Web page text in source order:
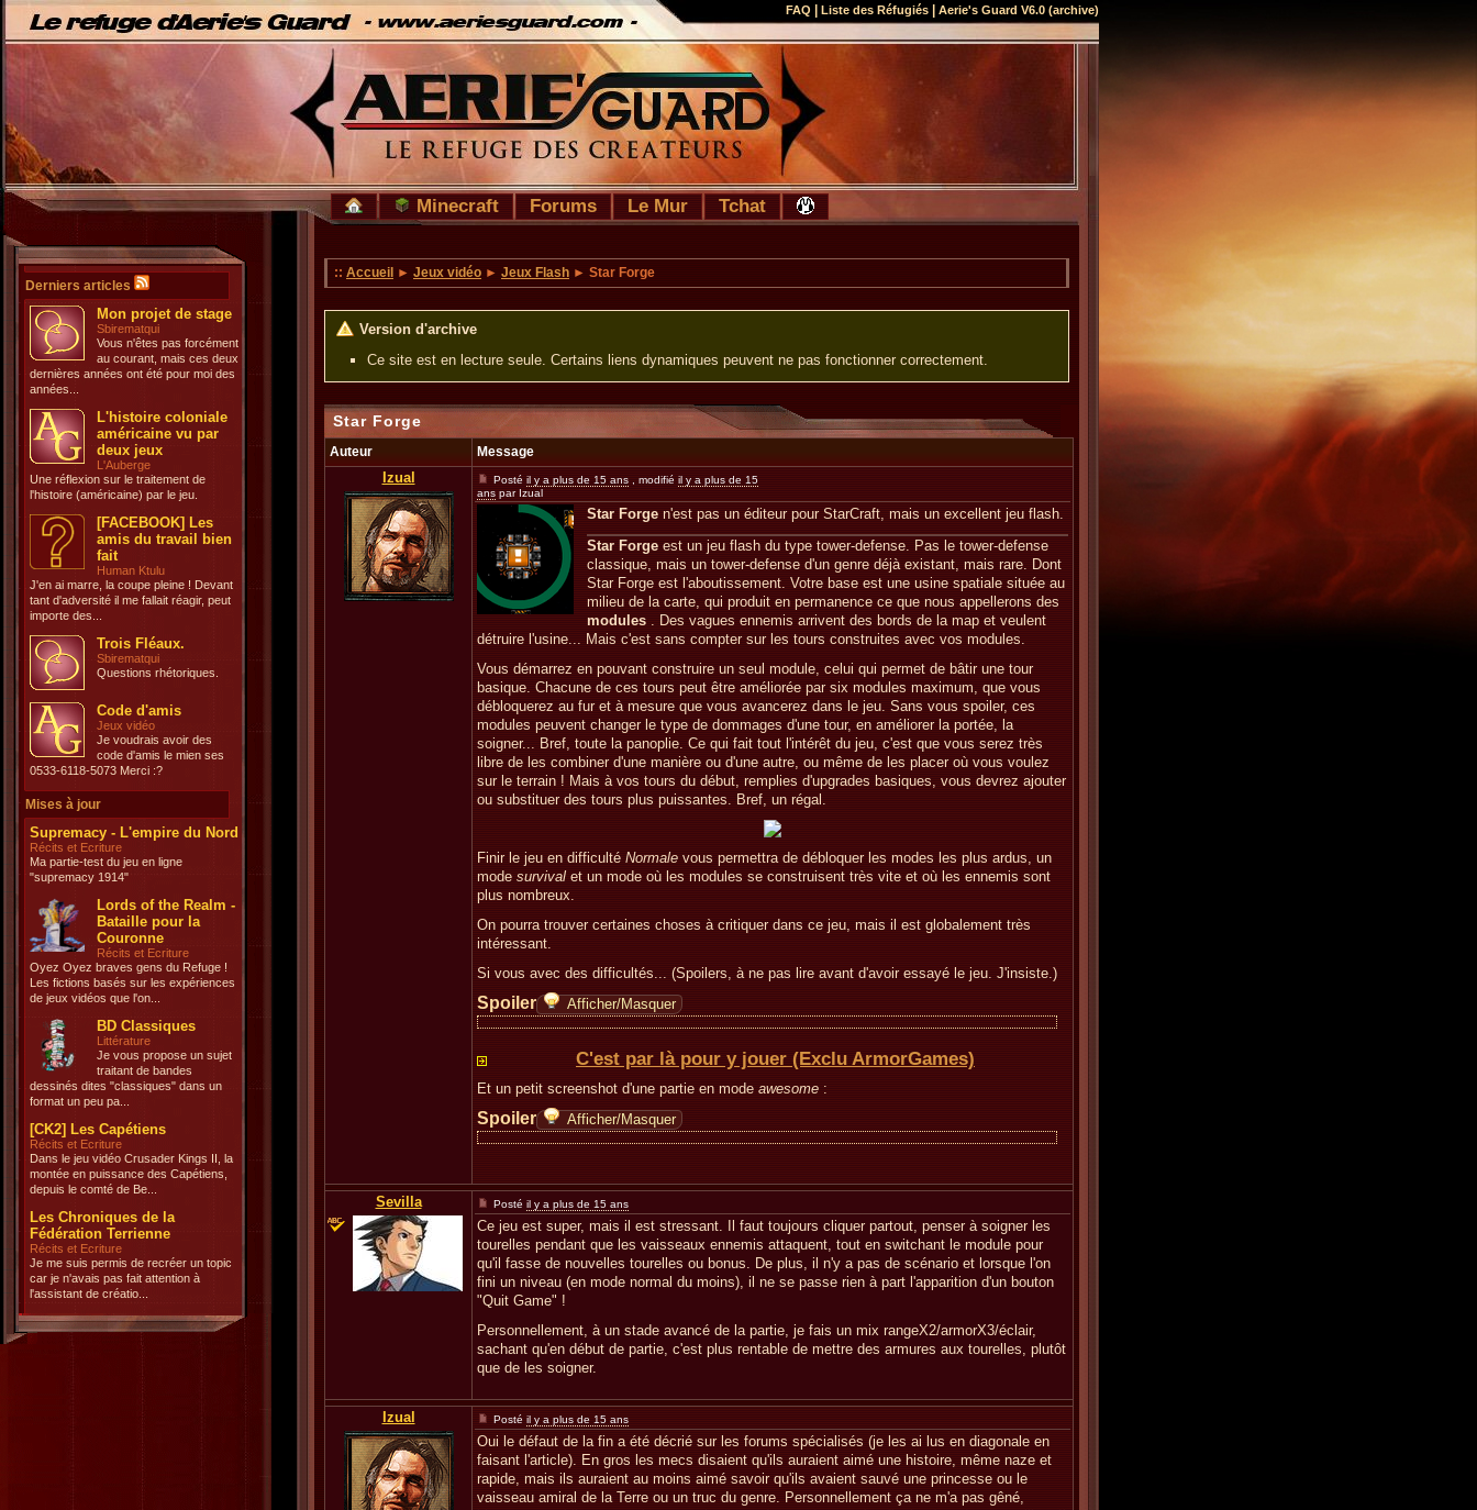
FAQ Liste des Réfugiés Aerie's Guard V6.0 (archive)
Minecraft Forums Le Mur Tchat
Derniers articles
Mon projet de stage
Sbirematqui
Vous n'êtes pas forcément
au courant, mais ces deux
dernières années ont été pour moi des
années...
L'histoire coloniale
américaine vu par
deux jeux
L'Auberge
Une réflexion sur le traitement de
l'histoire (américaine) par le jeu.
[FACEBOOK] Les
amis du travail bien
fait
Human Ktulu
J'en ai marre, la coupe pleine ! Devant
tant d'adversité il me fallait réagir, peut
importe des...
Trois Fléaux.
Sbirematqui
Questions rhétoriques.
Code d'amis
Jeux vidéo
Je voudrais avoir des
code d'amis le mien ses
0533-6118-5073 Merci :?
Mises à jour
Supremacy - L'empire du Nord
Récits et Ecriture
Ma partie-test du jeu en ligne
"supremacy 1914"
Lords of the Realm -
Bataille pour la
Couronne
Récits et Ecriture
Oyez Oyez braves gens du Refuge !
Les fictions basés sur les expériences
de jeux vidéos que l'on...
BD Classiques
Littérature
Je vous propose un sujet
traitant de bandes
dessinés dites "classiques" dans un
format un peu pa...
[CK2] Les Capétiens
Récits et Ecriture
Dans le jeu vidéo Crusader Kings II, la
montée en puissance des Capétiens,
depuis le comté de Be...
Les Chroniques de la
Fédération Terrienne
Récits et Ecriture
Je me suis permis de recréer un topic
car je n'avais pas fait attention à
l'assistant de créatio...
:: Accueil ► Jeux vidéo ► Jeux Flash ► Star Forge
Version d'archive
Ce site est en lecture seule. Certains liens dynamiques peuvent ne pas fonctionner correctement.
Star Forge
Auteur Message
Izual Posté il y a plus de 15 ans , modifié il y a plus de 15
ans par Izual
Star Forge n'est pas un éditeur pour StarCraft, mais un excellent jeu flash.
Star Forge est un jeu flash du type tower-defense. Pas le tower-defense
classique, mais un tower-defense d'un genre déjà existant, mais rare. Dont
Star Forge est l'aboutissement. Votre base est une usine spatiale située au
milieu de la carte, qui produit en permanence ce que nous appellerons des
modules . Des vagues ennemis arrivent des bords de la map et veulent
détruire l'usine... Mais c'est sans compter sur les tours construites avec vos modules.
Vous démarrez en pouvant construire un seul module, celui qui permet de bâtir une tour
basique. Chacune de ces tours peut être améliorée par six modules maximum, que vous
débloquerez au fur et à mesure que vous avancerez dans le jeu. Sans vous spoiler, ces
modules peuvent changer le type de dommages d'une tour, en améliorer la portée, la
soigner... Bref, toute la panoplie. Ce qui fait tout l'intérêt du jeu, c'est que vous serez très
libre de les combiner d'une manière ou d'une autre, ou même de les placer où vous voulez
sur le terrain ! Mais à vos tours du début, remplies d'upgrades basiques, vous devrez ajouter
ou substituer des tours plus puissantes. Bref, un régal.
Finir le jeu en difficulté Normale vous permettra de débloquer les modes les plus ardus, un
mode survival et un mode où les modules se construisent très vite et où les ennemis sont
plus nombreux.
On pourra trouver certaines choses à critiquer dans ce jeu, mais il est globalement très
intéressant.
Si vous avec des difficultés... (Spoilers, à ne pas lire avant d'avoir essayé le jeu. J'insiste.)
Spoiler Afficher/Masquer
C'est par là pour y jouer (Exclu ArmorGames)
Et un petit screenshot d'une partie en mode awesome :
Spoiler Afficher/Masquer
Sevilla Posté il y a plus de 15 ans
Ce jeu est super, mais il est stressant. Il faut toujours cliquer partout, penser à soigner les
tourelles pendant que les vaisseaux ennemis attaquent, tout en switchant le module pour
qu'il fasse de nouvelles tourelles ou bonus. De plus, il n'y a pas de scénario et lorsque l'on
fini un niveau (en mode normal du moins), il ne se passe rien à part l'apparition d'un bouton
"Quit Game" !
Personnellement, à un stade avancé de la partie, je fais un mix rangeX2/armorX3/éclair,
sachant qu'en début de partie, c'est plus rentable de mettre des armures aux tourelles, plutôt
que de les soigner.
Izual Posté il y a plus de 15 ans
Oui le défaut de la fin a été décrié sur les forums spécialisés (je les ai lus en diagonale en
faisant l'article). En gros les mecs disaient qu'ils auraient aimé une histoire, même naze et
rapide, mais ils auraient au moins aimé savoir qu'ils avaient sauvé une princesse ou le
vaisseau amiral de la Terre ou un truc du genre. Personnellement ça ne m'a pas gêné,